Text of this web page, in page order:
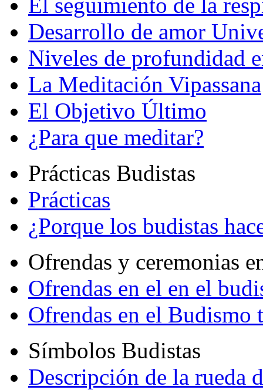
Desarrollo de amor
Niveles de profundidad
La Meditación Vipassana
El Objetivo Último
¿Para que meditar?
Prácticas Budistas
Prácticas
¿Porque los budistas
Ofrendas y ceremonias
Ofrendas en el en el
Ofrendas en el Budismo
Símbolos Budistas
Descripción de la rueda